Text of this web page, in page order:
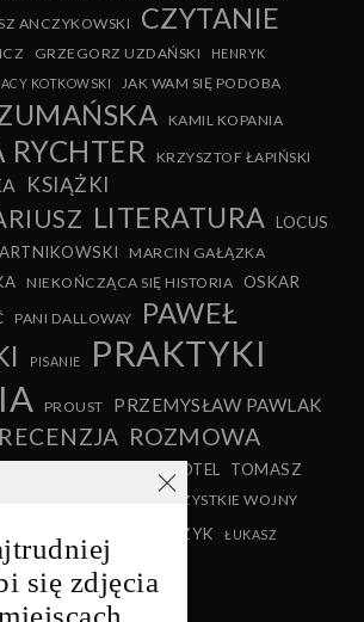
ANCZYKOWSKI CZYTANIE
GRZEGORZ UZDAŃSKI
HENRYK
KOTKOWSKI JAK WAM SIĘ PODOBA
KAMIL KOPANIA
KRZYSZTOF ŁAPIŃSKI
KSIĄŻKI
LITERATURA LOCUS
MARCIN GAŁĄZKA
NIEKOŃCZĄCA SIĘ HISTORIA OSKAR
PANI DALLOWAY
PAWEŁ
PISANIE
PRAKTYKI
PROUST PRZEMYSŁAW PAWLAK
RECENZJA ROZMOWA
TEATR MALABAR HOTEL
TOMASZ
WSZYSTKIE WOJNY
XAWERY STAŃCZYK
ŁUKASZ
się zdjęcia